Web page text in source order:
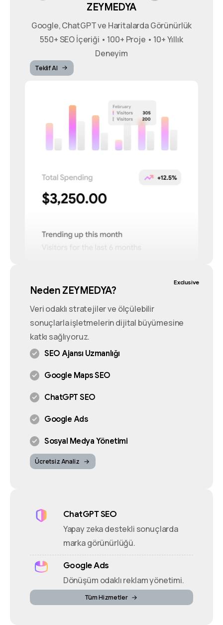
ZEYMEDYA
Google, ChatGPT ve Haritalarda Görünürlük
550+ SEO İçeriği • 100+ Proje • 10+ Yıllık
Deneyim
Teklif Al
Neden ZEYMEDYA?
Veri odaklı stratejiler ve ölçülebilir
sonuçlarla işletmelerin dijital büyümesine
katkı sağlıyoruz.
SEO Ajansı Uzmanlığı
Google Maps SEO
ChatGPT SEO
Google Ads
Sosyal Medya Yönetimi
Ücretsiz Analiz
Exclusive
ChatGPT SEO
Yapay zeka destekli sonuçlarda
marka görünürlüğü.
Google Ads
Dönüşüm odaklı reklam yönetimi.
Tüm Hizmetler